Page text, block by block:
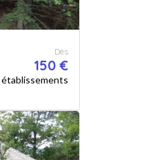
Dès
150 €
établissements